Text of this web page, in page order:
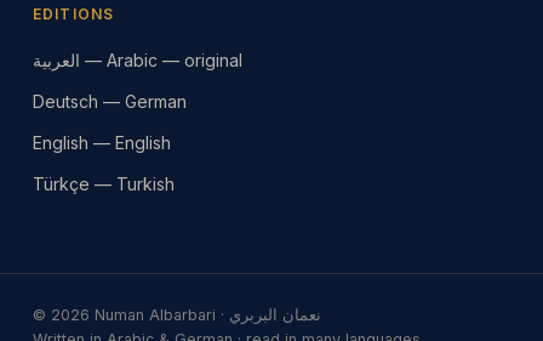
EDITIONS
العربية — Arabic — original
Deutsch — German
English — English
Türkçe — Turkish
© 2026 Numan Albarbari · نعمان البربري